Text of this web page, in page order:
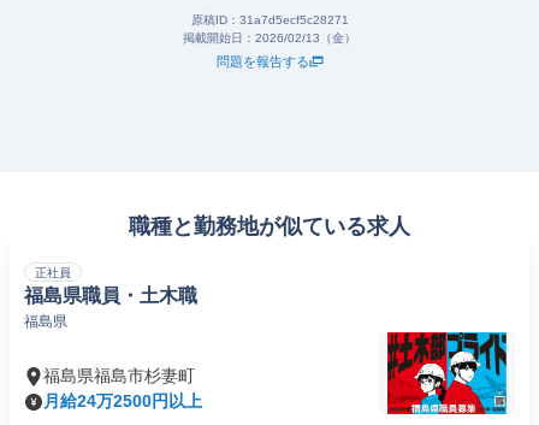
原稿ID： 31a7d5ecf5c28271
掲載開始日： 2026/02/13（金）
問題を報告する
職種と勤務地が似ている求人
正社員
福島県職員・土木職
福島県
福島県福島市杉妻町
月給24万2500円以上